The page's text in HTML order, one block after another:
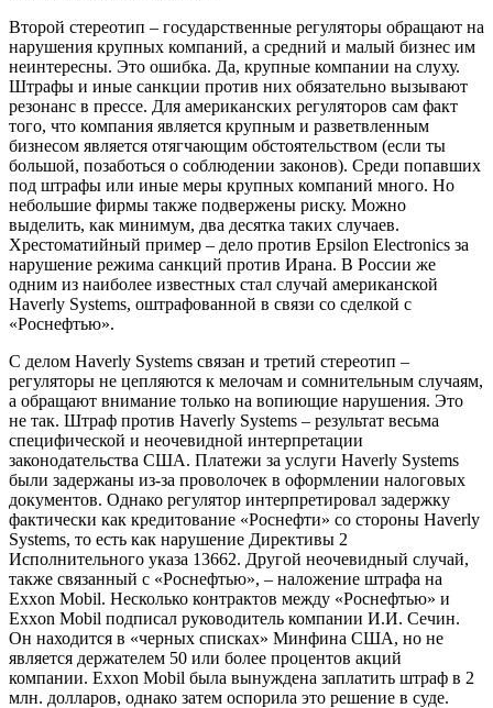
Второй стереотип – государственные регуляторы обращают на
нарушения крупных компаний, а средний и малый бизнес им
неинтересны. Это ошибка. Да, крупные компании на слуху.
Штрафы и иные санкции против них обязательно вызывают
резонанс в прессе. Для американских регуляторов сам факт
того, что компания является крупным и разветвленным
бизнесом является отягчающим обстоятельством (если ты
большой, позаботься о соблюдении законов). Среди попавших
под штрафы или иные меры крупных компаний много. Но
небольшие фирмы также подвержены риску. Можно
выделить, как минимум, два десятка таких случаев.
Хрестоматийный пример – дело против Epsilon Electronics за
нарушение режима санкций против Ирана. В России же
одним из наиболее известных стал случай американской
Haverly Systems, оштрафованной в связи со сделкой с
«Роснефтью».
С делом Haverly Systems связан и третий стереотип –
регуляторы не цепляются к мелочам и сомнительным случаям,
а обращают внимание только на вопиющие нарушения. Это
не так. Штраф против Haverly Systems – результат весьма
специфической и неочевидной интерпретации
законодательства США. Платежи за услуги Haverly Systems
были задержаны из-за проволочек в оформлении налоговых
документов. Однако регулятор интерпретировал задержку
фактически как кредитование «Роснефти» со стороны Haverly
Systems, то есть как нарушение Директивы 2
Исполнительного указа 13662. Другой неочевидный случай,
также связанный с «Роснефтью», – наложение штрафа на
Exxon Mobil. Несколько контрактов между «Роснефтью» и
Exxon Mobil подписал руководитель компании И.И. Сечин.
Он находится в «черных списках» Минфина США, но не
является держателем 50 или более процентов акций
компании. Exxon Mobil была вынуждена заплатить штраф в 2
млн. долларов, однако затем оспорила это решение в суде.